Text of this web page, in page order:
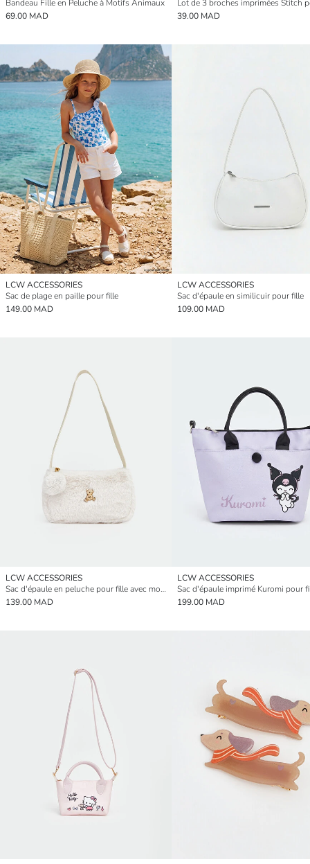
Bandeau Fille en Peluche à Motifs Animaux
69.00 MAD
Lot de 3 broches imprimées Stitch
39.00 MAD
LCW ACCESSORIES
Sac de plage en paille pour fille
149.00 MAD
LCW ACCESSORIES
Sac d'épaule en similicuir pour fille
109.00 MAD
LCW ACCESSORIES
Sac d'épaule en peluche pour fille avec motif d'ours
139.00 MAD
LCW ACCESSORIES
Sac d'épaule imprimé Kuromi pour
199.00 MAD